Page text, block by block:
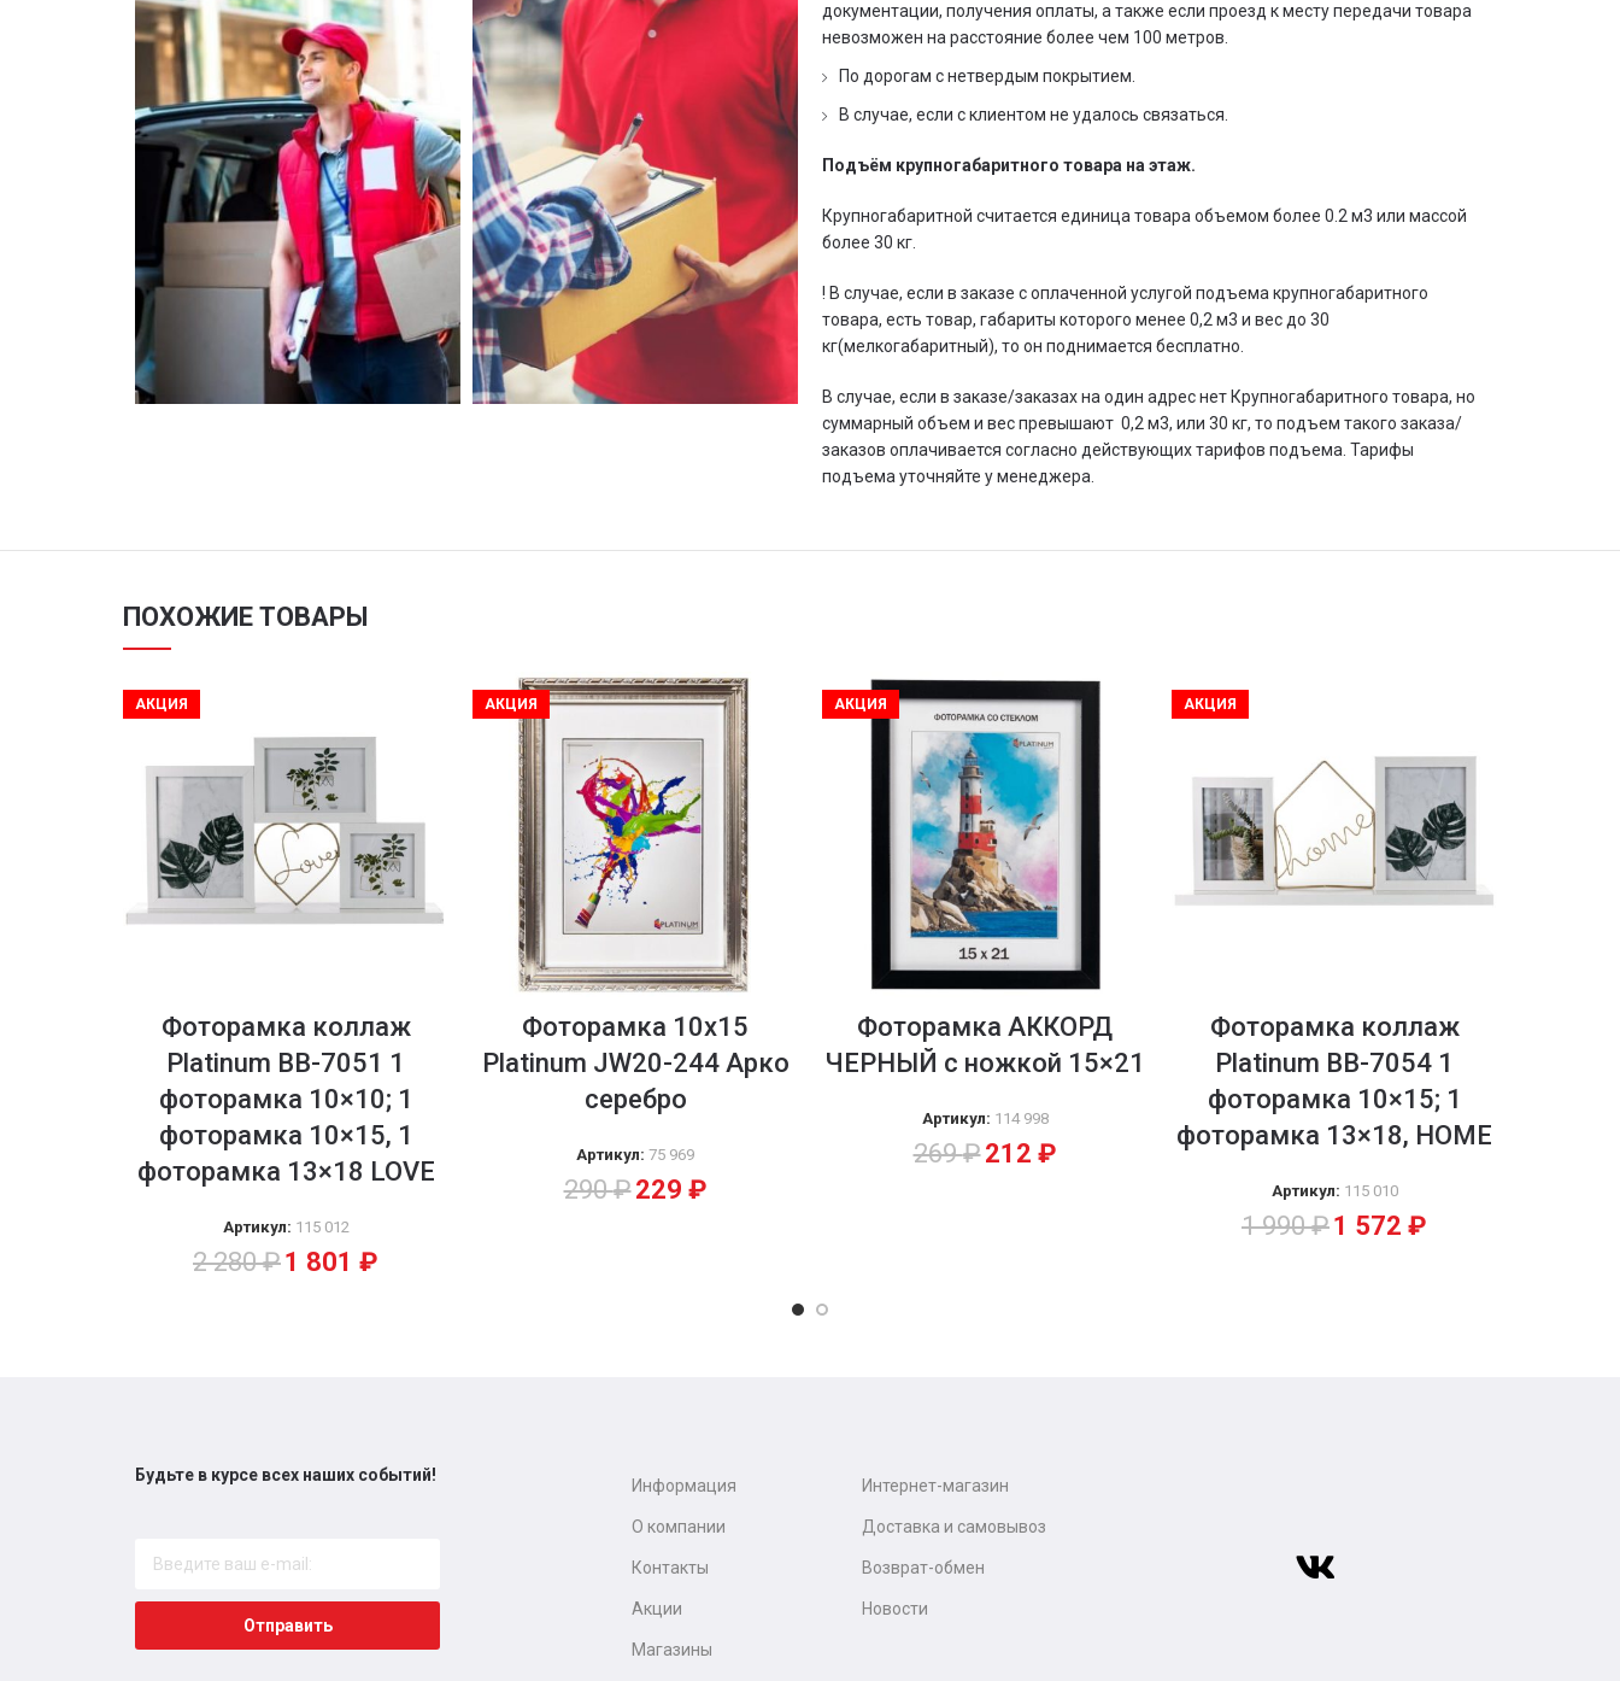
документации, получения оплаты, а также если проезд к месту передачи товара
невозможен на расстояние более чем 100 метров.
По дорогам с нетвердым покрытием.
В случае, если с клиентом не удалось связаться.
Подъём крупногабаритного товара на этаж.
Крупногабаритной считается единица товара объемом более 0.2 м3 или массой
более 30 кг.
! В случае, если в заказе с оплаченной услугой подъема крупногабаритного
товара, есть товар, габариты которого менее 0,2 м3 и вес до 30
кг(мелкогабаритный), то он поднимается бесплатно.
В случае, если в заказе/заказах на один адрес нет Крупногабаритного товара, но
суммарный объем и вес превышают 0,2 м3, или 30 кг, то подъем такого заказа/
заказов оплачивается согласно действующих тарифов подъема. Тарифы
подъема уточняйте у менеджера.
ПОХОЖИЕ ТОВАРЫ
АКЦИЯ
Фоторамка коллаж
Platinum BB-7051 1
фоторамка 10×10; 1
фоторамка 10×15, 1
фоторамка 13×18 LOVE
Артикул: 115 012
2 280₽1 801 ₽
АКЦИЯ
Фоторамка 10х15
Platinum JW20-244 Арко
серебро
Артикул: 75 969
290₽229 ₽
АКЦИЯ
Фоторамка АККОРД
ЧЕРНЫЙ с ножкой 15×21
Артикул: 114 998
269₽212 ₽
АКЦИЯ
Фоторамка коллаж
Platinum BB-7054 1
фоторамка 10×15; 1
фоторамка 13×18, HOME
Артикул: 115 010
1 990₽1 572 ₽
Будьте в курсе всех наших событий!
Отправить
Информация
О компании
Контакты
Акции
Магазины
Интернет-магазин
Доставка и самовывоз
Возврат-обмен
Новости